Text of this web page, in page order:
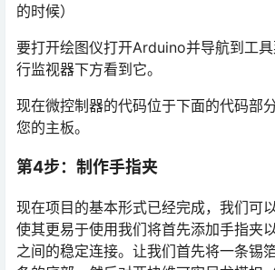
的时候）
要打开绘图仪打开Arduino并导航到工
行监视器下方看到它。
现在微控制器的代码位于下面的代码部
您的主板。
第4步：制作手指夹
现在项目的基本形式已经完成，我们可
使其更易于使用我们将首先添加手指夹
之间的稳定连接。让我们首先将一条锡